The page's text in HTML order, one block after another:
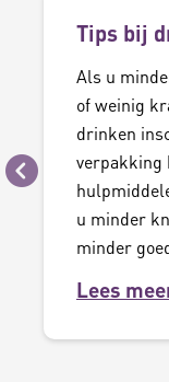
Vorige
Tips bij
Als u
of weinig
drinken
verpakking
u minder
minder
Lees